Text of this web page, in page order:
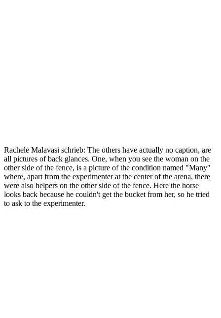
Rachele Malavasi schrieb: The others have actually no caption, are
all pictures of back glances. One, when you see the woman on the
other side of the fence, is a picture of the condition named "Many"
where, apart from the experimenter at the center of the arena, there
were also helpers on the other side of the fence. Here the horse
looks back because he couldn't get the bucket from her, so he tried
to ask to the experimenter.